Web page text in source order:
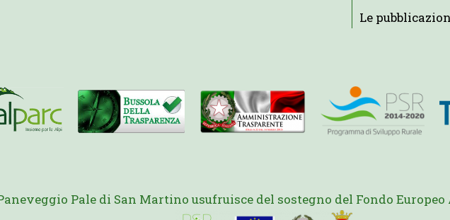
Le
Pale di San Martino usufruisce del sostegno del Fondo